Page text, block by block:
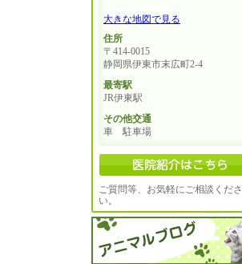
大きな地図で見る
住所
〒414-0015
静岡県伊東市末広町2-4
最寄駅
JR伊東駅
その他交通
車 駐車場
ご質問等、お気軽にご相談くださ
い。